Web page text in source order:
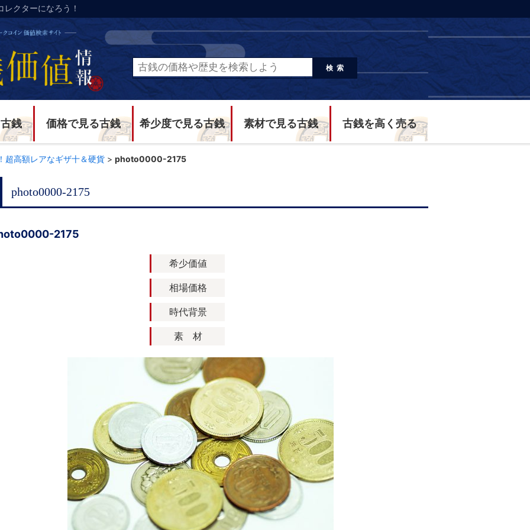
クターになろう！
検索
銭 価格で見る古銭 希少度で見る古銭 素材で見る古銭 古銭を高く売る
超高額レアなギザ十＆硬貨 > photo0000-2175
photo0000-2175
2175
希少価値
相場価格
時代背景
素 材